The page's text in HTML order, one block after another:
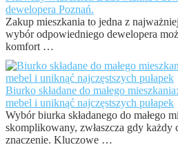
dewelopera Poznań.
Zakup mieszkania to jedna z
wybór odpowiedniego dewelopera
komfort …
Biurko składane do małego
mebel i uniknąć najczęstszych pułapek
Wybór biurka składanego do małego
skomplikowany, zwłaszcza gdy każdy
znaczenie. Kluczowe …